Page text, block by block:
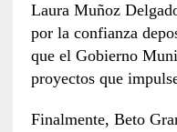
Laura Muñoz
por la confianza
que el Gobierno
proyectos que
Finalmente, Beto